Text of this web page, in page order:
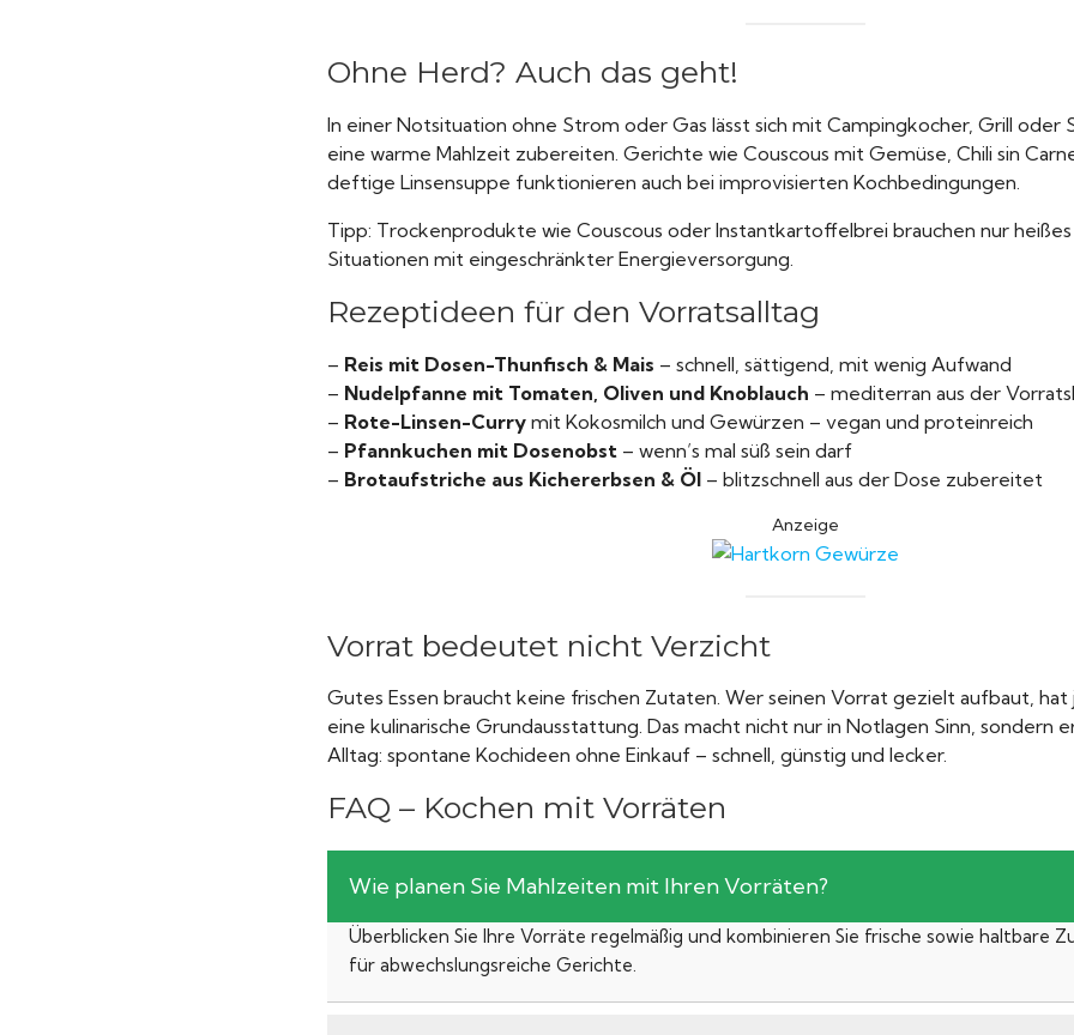
Ohne Herd? Auch das geht!
In einer Notsituation ohne Strom oder Gas lässt sich mit Campingkocher, Grill oder
eine warme Mahlzeit zubereiten. Gerichte wie Couscous mit Gemüse, Chili sin
deftige Linsensuppe funktionieren auch bei improvisierten Kochbedingungen.
Tipp: Trockenprodukte wie Couscous oder Instantkartoffelbrei brauchen nur
Situationen mit eingeschränkter Energieversorgung.
Rezeptideen für den Vorratsalltag
– Reis mit Dosen-Thunfisch & Mais – schnell, sättigend, mit wenig Aufwand
– Nudelpfanne mit Tomaten, Oliven und Knoblauch – mediterran aus der
– Rote-Linsen-Curry mit Kokosmilch und Gewürzen – vegan und proteinreich
– Pfannkuchen mit Dosenobst – wenn’s mal süß sein darf
– Brotaufstriche aus Kichererbsen & Öl – blitzschnell aus der Dose zubereitet
Anzeige
Vorrat bedeutet nicht Verzicht
Gutes Essen braucht keine frischen Zutaten. Wer seinen Vorrat gezielt aufbaut,
eine kulinarische Grundausstattung. Das macht nicht nur in Notlagen Sinn, sondern
Alltag: spontane Kochideen ohne Einkauf – schnell, günstig und lecker.
FAQ – Kochen mit Vorräten
Wie planen Sie Mahlzeiten mit Ihren Vorräten?
Überblicken Sie Ihre Vorräte regelmäßig und kombinieren Sie frische sowie haltbare
für abwechslungsreiche Gerichte.